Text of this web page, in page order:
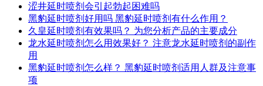
涩井延时喷剂会引起勃起困难吗
黑豹延时喷剂好用吗 黑豹延时喷剂有什么作用？
久皇延时喷剂有效果吗？ 为您分析产品的主要成分
龙水延时喷剂怎么用效果好？ 注意龙水延时喷剂的副作
用
黑豹延时喷剂怎么样？ 黑豹延时喷剂适用人群及注意事
项